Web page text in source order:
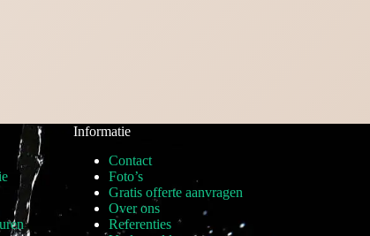
Informatie
Contact
Foto’s
Gratis offerte aanvragen
Over ons
Referenties